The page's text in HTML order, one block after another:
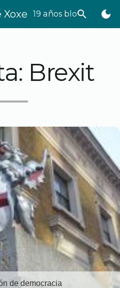
Xoxe 19 años bloggeando
search dark_mode
Brexit
de democracia